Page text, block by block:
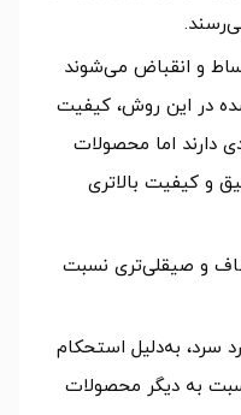
و انقباض می‌شوند
در این روش، کیفیت
دارند اما محصولات
و کیفیت بالاتری
و صیقلی‌تری نسبت
سرد، به‌دلیل استحکام
به دیگر محصولات